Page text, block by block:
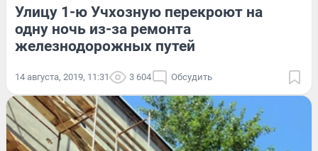
Улицу 1-ю Учхозную перекроют на
одну ночь из-за ремонта
железнодорожных путей
14 августа, 2019, 11:31 3 604 Обсудить